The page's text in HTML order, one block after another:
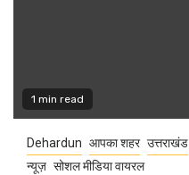
1 min read
Dehardun आपका शहर उत्तराखंड
न्यूज़ सोशल मीडिया वायरल